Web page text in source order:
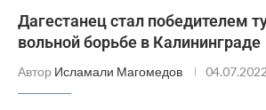
Дагестанец стал победителем
вольной борьбе в Калининграде
Автор Исламали Магомедов 04.07.2022